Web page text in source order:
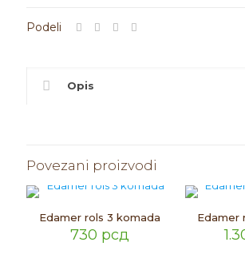
Opis
Povezani proizvodi
Edamer rols 3 komada
730 рсд
Edamer